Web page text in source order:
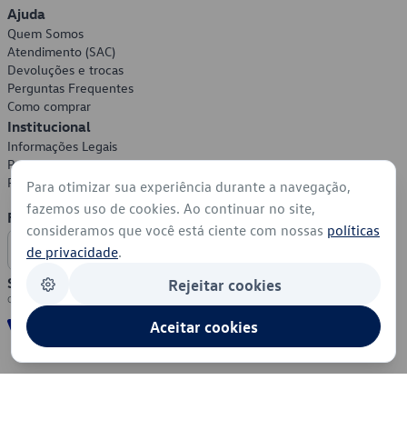
Ajuda
Quem Somos
Atendimento (SAC)
Devoluções e trocas
Perguntas Frequentes
Como comprar
Institucional
Informações Legais
Política de Privacidade
Política de Cookies
Formas de Pagamento
Segurança
Para otimizar sua experiência durante a navegação,
fazemos uso de cookies. Ao continuar no site,
consideramos que você está ciente com nossas políticas
de privacidade.
Rejeitar cookies
Aceitar cookies